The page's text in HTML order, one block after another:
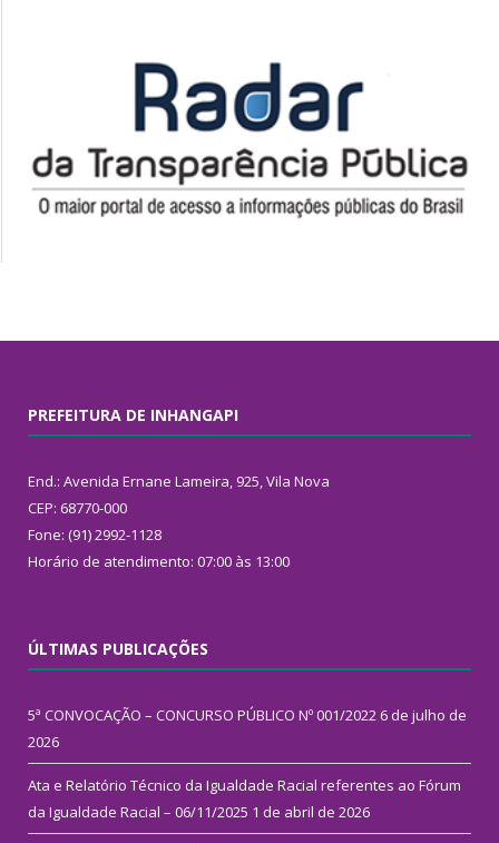
PREFEITURA DE INHANGAPI
End.: Avenida Ernane Lameira, 925, Vila Nova
CEP: 68770-000
Fone: (91) 2992-1128
Horário de atendimento: 07:00 às 13:00
ÚLTIMAS PUBLICAÇÕES
5ª CONVOCAÇÃO – CONCURSO PÚBLICO Nº 001/2022 6 de julho de
2026
Ata e Relatório Técnico da Igualdade Racial referentes ao Fórum
da Igualdade Racial – 06/11/2025 1 de abril de 2026